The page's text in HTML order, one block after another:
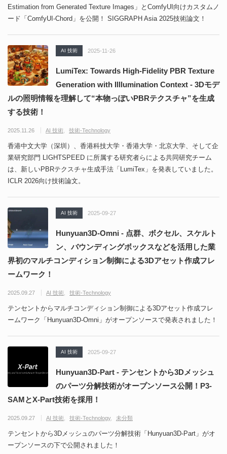
Estimation from Generated Texture Images」とComfyUI向けカスタムノ
ード「ComfyUI-Chord」を公開！ SIGGRAPH Asia 2025技術論文！
AI 技術 2025-11-26
LumiTex: Towards High-Fidelity PBR Texture
Generation with Illlumination Context - 3Dモデ
ルの照明情報を理解して“本物っぽいPBRテクスチャ”を生成
する技術！
2025.11.26 AI 技術 技術-Technology
香港中文大学（深圳）、香港科技大学・香港大学・北京大学、そして企
業研究部門 LIGHTSPEED に所属する研究者らによる共同研究チーム
は、新しいPBRテクスチャ生成手法「LumiTex」を発表していました。
ICLR 2026向け技術論文。
AI 技術 2025-09-27
Hunyuan3D-Omni - 点群、ボクセル、スケルト
ン、バウンディングボックスなどを活用した業
界初のマルチコンディション制御による3Dアセット作成フレ
ームワーク！
2025.09.27 AI 技術 技術-Technology
テンセントからマルチコンディション制御による3Dアセット作成フレ
ームワーク「Hunyuan3D-Omni」がオープンソースで発表されました！
AI 技術 2025-09-27
Hunyuan3D-Part - テンセントから3Dメッシュ
のパーツ分解技術がオープンソース公開！P3-
SAMとX-Part技術を採用！
2025.09.27 AI 技術 技術-Technology 未分類
テンセントから3Dメッシュのパーツ分解技術「Hunyuan3D-Part」がオ
ープンソースの下で公開されました！